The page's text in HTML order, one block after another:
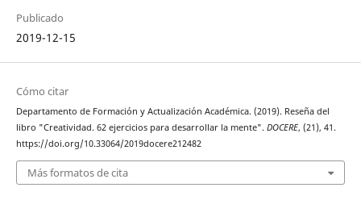
Publicado
2019-12-15
Cómo citar
Departamento de Formación y Actualización Académica. (2019). Reseña del
libro "Creatividad. 62 ejercicios para desarrollar la mente". DOCERE, (21), 41.
https://doi.org/10.33064/2019docere212482
Más formatos de cita